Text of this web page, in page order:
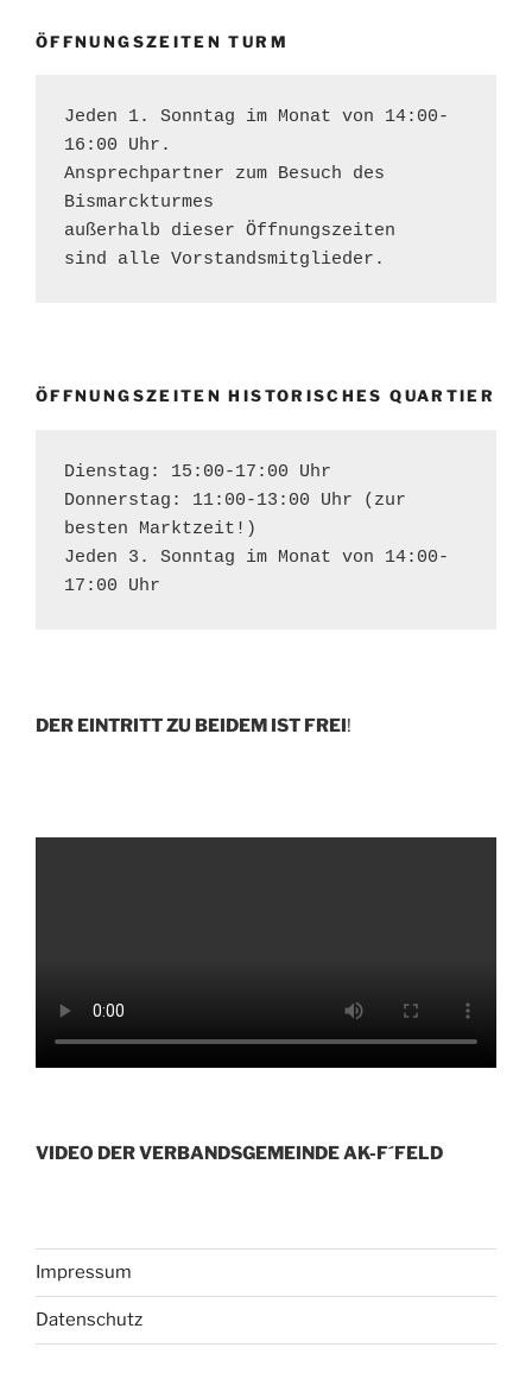
ÖFFNUNGSZEITEN TURM
Jeden 1. Sonntag im Monat von 14:00-
16:00 Uhr.
Ansprechpartner zum Besuch des
Bismarckturmes
außerhalb dieser Öffnungszeiten
sind alle Vorstandsmitglieder.
ÖFFNUNGSZEITEN HISTORISCHES QUARTIER
Dienstag: 15:00-17:00 Uhr
Donnerstag: 11:00-13:00 Uhr (zur
besten Marktzeit!)
Jeden 3. Sonntag im Monat von 14:00-
17:00 Uhr
DER EINTRITT ZU BEIDEM IST FREI!
VIDEO DER VERBANDSGEMEINDE AK-F´FELD
Impressum
Datenschutz